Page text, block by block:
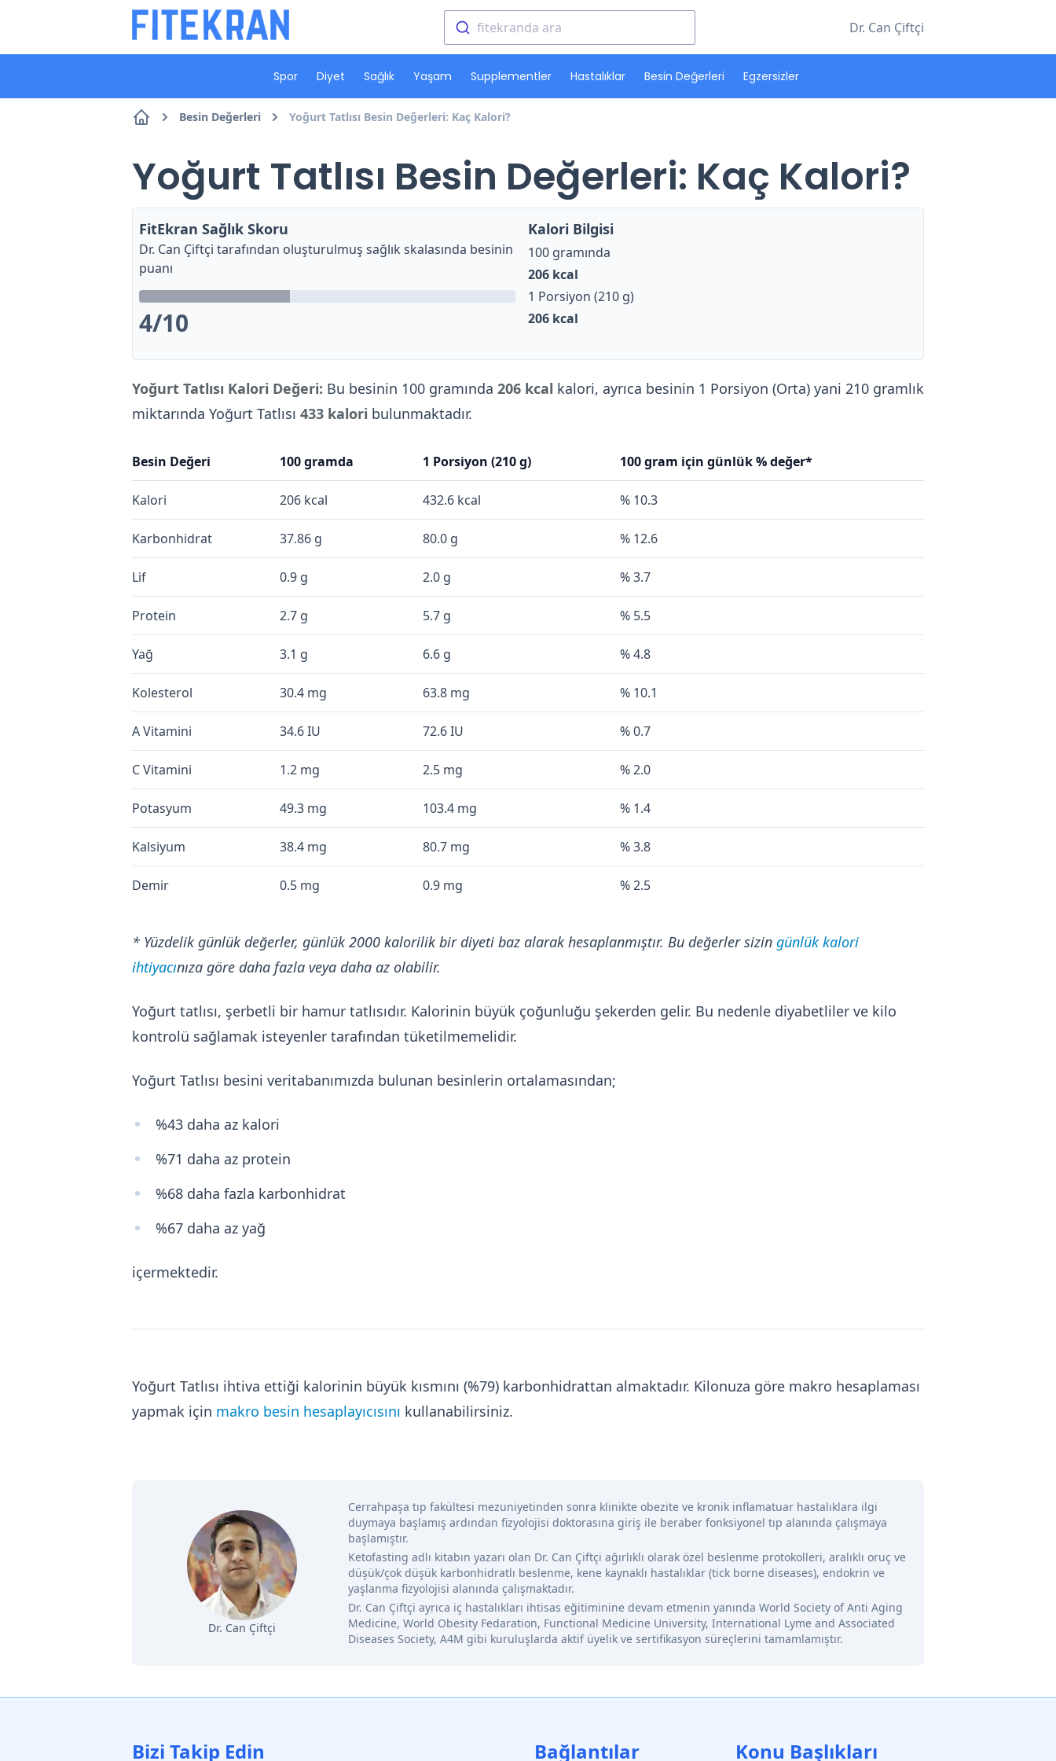
fitekranda ara Dr. Can Çiftçi
Spor Diyet Sağlık Yaşam Supplementler Hastalıklar Besin Değerleri Egzersizler
Besin Değerleri Yoğurt Tatlısı Besin Değerleri: Kaç Kalori?
Yoğurt Tatlısı Besin Değerleri: Kaç Kalori?
FitEkran Sağlık Skoru
Dr. Can Çiftçi tarafından oluşturulmuş sağlık skalasında besinin
puanı
4/10
Kalori Bilgisi
100 gramında
206 kcal
1 Porsiyon (210 g)
206 kcal
Yoğurt Tatlısı Kalori Değeri: Bu besinin 100 gramında 206 kcal kalori, ayrıca besinin 1 Porsiyon (Orta) yani 210 gramlık
miktarında Yoğurt Tatlısı 433 kalori bulunmaktadır.
Besin Değeri 100 gramda 1 Porsiyon (210 g) 100 gram için günlük % değer*
Kalori 206 kcal 432.6 kcal % 10.3
Karbonhidrat 37.86 g 80.0 g % 12.6
Lif 0.9 g 2.0 g % 3.7
Protein 2.7 g 5.7 g % 5.5
Yağ 3.1 g 6.6 g % 4.8
Kolesterol 30.4 mg 63.8 mg % 10.1
A Vitamini 34.6 IU 72.6 IU % 0.7
C Vitamini 1.2 mg 2.5 mg % 2.0
Potasyum 49.3 mg 103.4 mg % 1.4
Kalsiyum 38.4 mg 80.7 mg % 3.8
Demir 0.5 mg 0.9 mg % 2.5
* Yüzdelik günlük değerler, günlük 2000 kalorilik bir diyeti baz alarak hesaplanmıştır. Bu değerler sizin günlük kalori
ihtiyacınıza göre daha fazla veya daha az olabilir.
Yoğurt tatlısı, şerbetli bir hamur tatlısıdır. Kalorinin büyük çoğunluğu şekerden gelir. Bu nedenle diyabetliler ve kilo
kontrolü sağlamak isteyenler tarafından tüketilmemelidir.
Yoğurt Tatlısı besini veritabanımızda bulunan besinlerin ortalamasından;
%43 daha az kalori
%71 daha az protein
%68 daha fazla karbonhidrat
%67 daha az yağ
içermektedir.
Yoğurt Tatlısı ihtiva ettiği kalorinin büyük kısmını (%79) karbonhidrattan almaktadır. Kilonuza göre makro hesaplaması
yapmak için makro besin hesaplayıcısını kullanabilirsiniz.
Dr. Can Çiftçi
Cerrahpaşa tıp fakültesi mezuniyetinden sonra klinikte obezite ve kronik inflamatuar hastalıklara ilgi
duymaya başlamış ardından fizyolojisi doktorasına giriş ile beraber fonksiyonel tıp alanında çalışmaya
başlamıştır.
Ketofasting adlı kitabın yazarı olan Dr. Can Çiftçi ağırlıklı olarak özel beslenme protokolleri, aralıklı oruç ve
düşük/çok düşük karbonhidratlı beslenme, kene kaynaklı hastalıklar (tick borne diseases), endokrin ve
yaşlanma fizyolojisi alanında çalışmaktadır.
Dr. Can Çiftçi ayrıca iç hastalıkları ihtisas eğitiminine devam etmenin yanında World Society of Anti Aging
Medicine, World Obesity Fedaration, Functional Medicine University, International Lyme and Associated
Diseases Society, A4M gibi kuruluşlarda aktif üyelik ve sertifikasyon süreçlerini tamamlamıştır.
Bizi Takip Edin Bağlantılar Konu Başlıkları